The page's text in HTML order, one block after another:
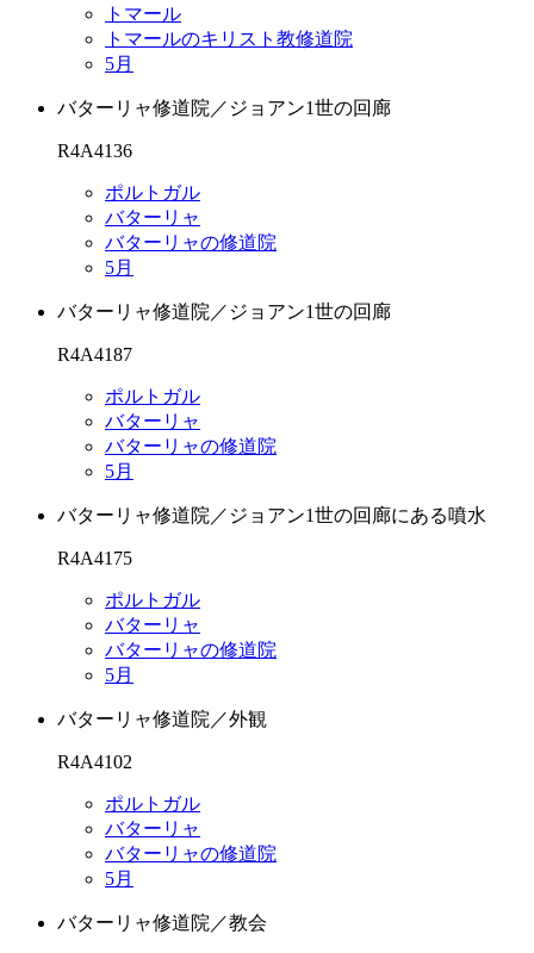
トマール
トマールのキリスト教修道院
5月
バターリャ修道院／ジョアン1世の回廊
R4A4136
ポルトガル
バターリャ
バターリャの修道院
5月
バターリャ修道院／ジョアン1世の回廊
R4A4187
ポルトガル
バターリャ
バターリャの修道院
5月
バターリャ修道院／ジョアン1世の回廊にある噴水
R4A4175
ポルトガル
バターリャ
バターリャの修道院
5月
バターリャ修道院／外観
R4A4102
ポルトガル
バターリャ
バターリャの修道院
5月
バターリャ修道院／教会